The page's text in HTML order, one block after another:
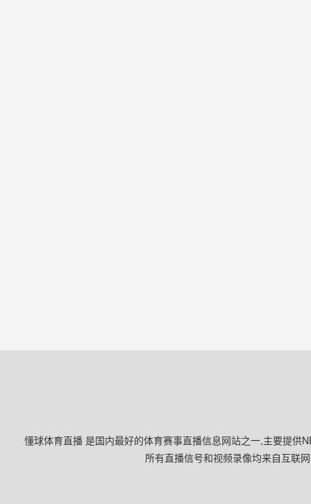
懂球体育直播 是国内最好的体育赛事直播信息网站之一,主要提供
所有直播信号和视频录像均来自互联